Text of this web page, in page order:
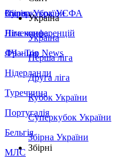
Збірна України
Італія
Німеччина
Франція
Нідерланди
Туреччина
Португалія
Бельгія
МЛС
Суперкубок УЄФА
Ліга конференцій
ЛЧ - Top News
Україна
Україна
Перша ліга
Друга ліга
Кубок України
Суперкубок України
Збірна України
Збірні